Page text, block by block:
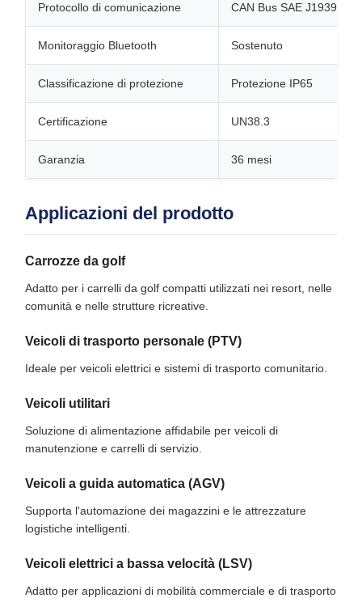
Protocollo di comunicazione CAN Bus SAE J1939
Monitoraggio Bluetooth Sostenuto
Classificazione di protezione Protezione IP65
Certificazione UN38.3
Garanzia 36 mesi
Applicazioni del prodotto
Carrozze da golf
Adatto per i carrelli da golf compatti utilizzati nei resort, nelle
comunità e nelle strutture ricreative.
Veicoli di trasporto personale (PTV)
Ideale per veicoli elettrici e sistemi di trasporto comunitario.
Veicoli utilitari
Soluzione di alimentazione affidabile per veicoli di
manutenzione e carrelli di servizio.
Veicoli a guida automatica (AGV)
Supporta l'automazione dei magazzini e le attrezzature
logistiche intelligenti.
Veicoli elettrici a bassa velocità (LSV)
Adatto per applicazioni di mobilità commerciale e di trasporto